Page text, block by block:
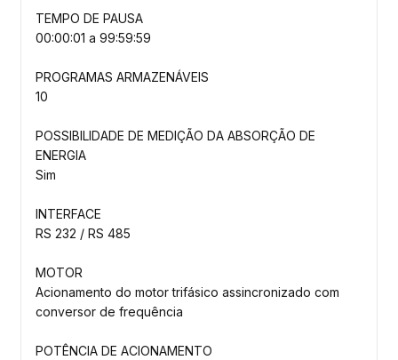
TEMPO DE PAUSA
00:00:01 a 99:59:59
PROGRAMAS ARMAZENÁVEIS
10
POSSIBILIDADE DE MEDIÇÃO DA ABSORÇÃO DE
ENERGIA
Sim
INTERFACE
RS 232 / RS 485
MOTOR
Acionamento do motor trifásico assincronizado com
conversor de frequência
POTÊNCIA DE ACIONAMENTO